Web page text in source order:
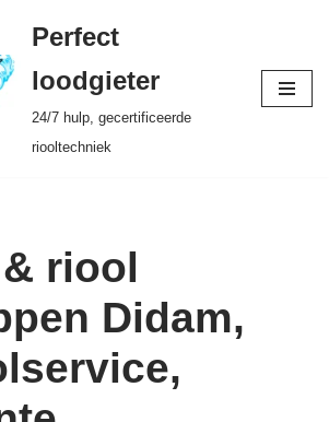
Perfect
loodgieter
24/7 hulp, gecertificeerde
riooltechniek
riool
Didam,